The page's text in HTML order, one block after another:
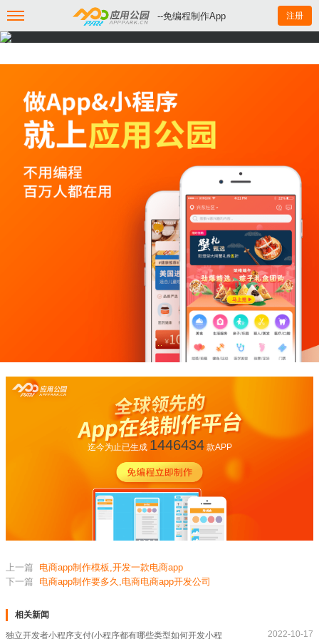
--免编程制作App 注册
迄今为止已生成 1446434款APP
上一篇
电商app制作模板,开发一款电商app
下一篇
电商app制作要多久,电商电商app开发公司
相关新闻
独立开发者小程序支付(小程序都有哪些类型如何开发小程 2022-10-17